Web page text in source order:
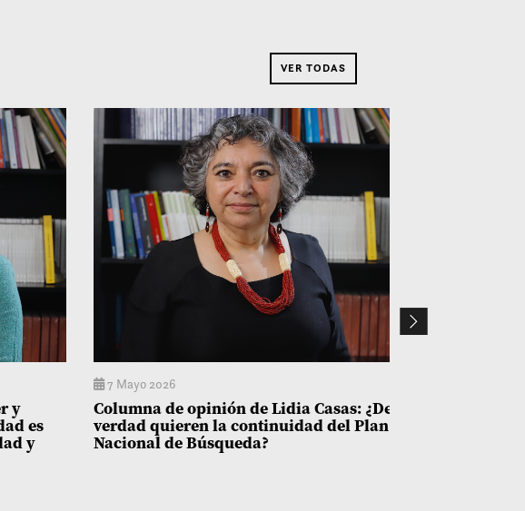
VER TODAS
y
es
y
7 Mayo 2026
Columna de opinión de Lidia Casas: ¿De
verdad quieren la continuidad del Plan
Nacional de Búsqueda?